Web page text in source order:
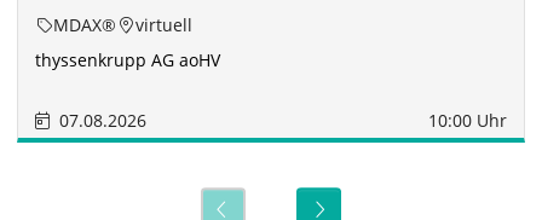
MDAX®
virtuell
thyssenkrupp AG aoHV
07.08.2026 10:00 Uhr